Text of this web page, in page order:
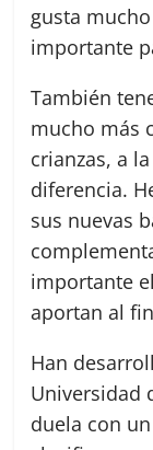
gusta
importante
También
mucho más
crianzas, a
diferencia.
sus nuevas
importante
aportan al
Han
Universidad
duela con